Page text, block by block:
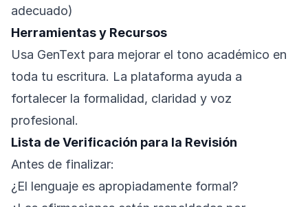
adecuado)
Herramientas y Recursos
Usa GenText para mejorar el tono académico en
toda tu escritura. La plataforma ayuda a
fortalecer la formalidad, claridad y voz
profesional.
Lista de Verificación para la Revisión
Antes de finalizar:
¿El lenguaje es apropiadamente formal?